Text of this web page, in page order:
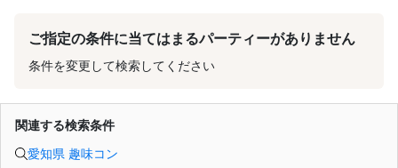
ご指定の条件に当てはまるパーティーがありません
条件を変更して検索してください
関連する検索条件
愛知県 趣味コン